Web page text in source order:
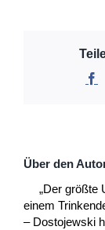
Über den
„Der größte
einem
– Dostojewski